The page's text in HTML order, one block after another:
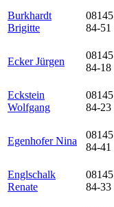
Burkhardt
Brigitte
08145
84-51
Ecker Jürgen
08145
84-18
Eckstein
Wolfgang
08145
84-23
Egenhofer Nina
08145
84-41
Englschalk
Renate
08145
84-33